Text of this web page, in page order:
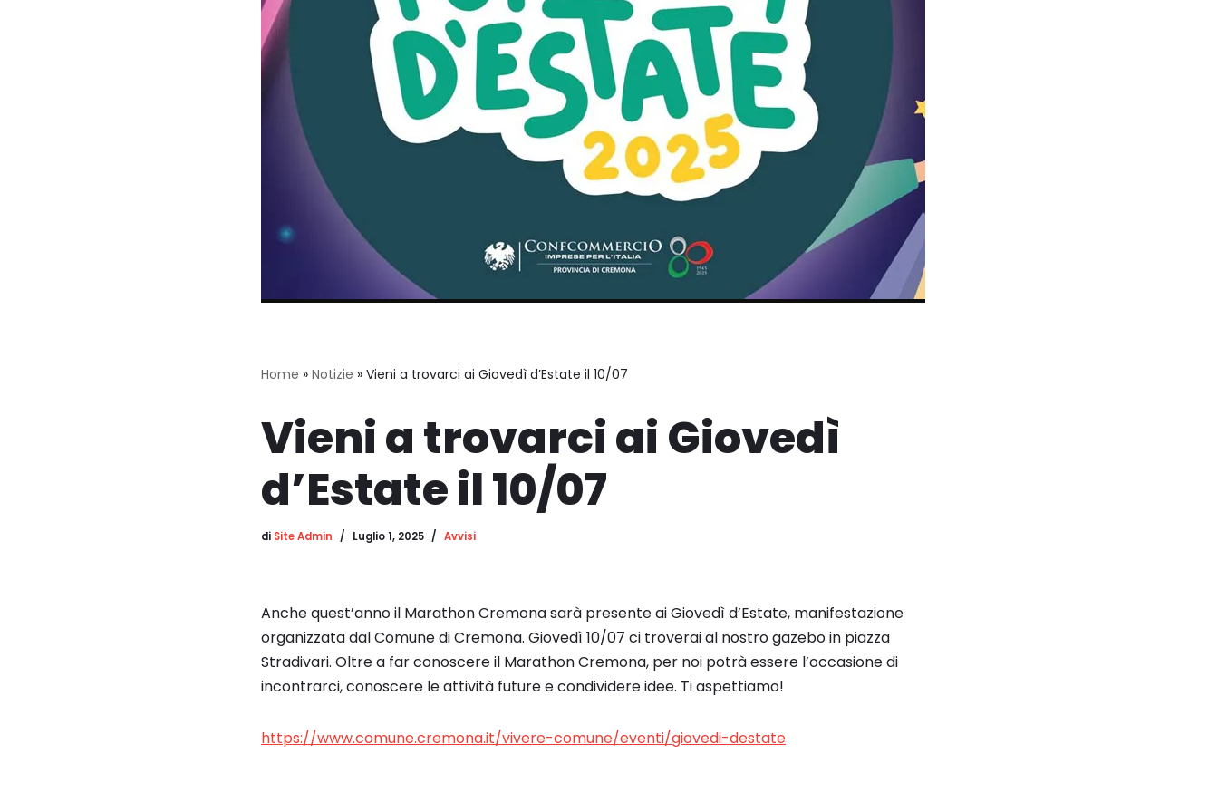
Home » Notizie » Vieni a trovarci ai Giovedì d’Estate il 10/07
Vieni a trovarci ai Giovedì
d’Estate il 10/07
di Site Admin Luglio 1, 2025 Avvisi
Anche quest’anno il Marathon Cremona sarà presente ai Giovedì d’Estate, manifestazione
organizzata dal Comune di Cremona. Giovedì 10/07 ci troverai al nostro gazebo in piazza
Stradivari. Oltre a far conoscere il Marathon Cremona, per noi potrà essere l’occasione di
incontrarci, conoscere le attività future e condividere idee. Ti aspettiamo!
https://www.comune.cremona.it/vivere-comune/eventi/giovedi-destate